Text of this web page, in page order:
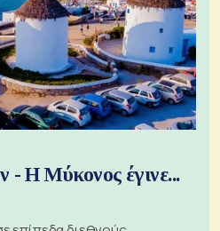
- Η Μύκονος έγινε...